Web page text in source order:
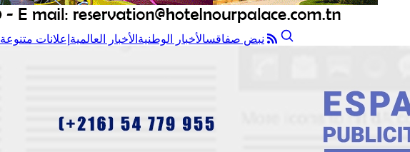
نبض صفاقسالأخبار الوطنية الأخبار العالمية إعلانات متنوعة